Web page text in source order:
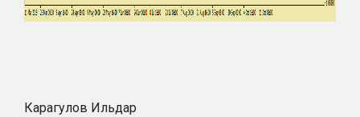
Карагулов Ильдар